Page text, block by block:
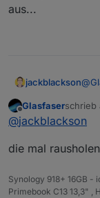
aus...
jackblackson@
es
Offline
Glasfaserschrieb
zuletzt
@jackblackson
die mal
Synology 918+ 16GB -
Primebook C13 13,3" ,